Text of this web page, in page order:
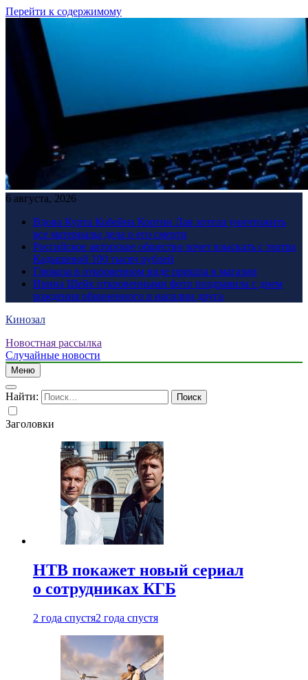
Перейти к содержимому
6 августа, 2026
Вдова Курта Кобейна Кортни Лав хотела уничтожить
все материалы дела о его смерти
Российское авторское общество хочет взыскать с театра
Кадышевой 100 тысяч рублей
Глюкоза в откровенном виде пришла в магазин
Ирина Шейк откровенными фото поздравила с днем
рождения обвиненного в насилии друга
Кинозал
Новостная рассылка
Случайные новости
Меню
Найти:
Заголовки
НТВ покажет новый сериал
о сотрудниках КГБ
2 года спустя2 года спустя